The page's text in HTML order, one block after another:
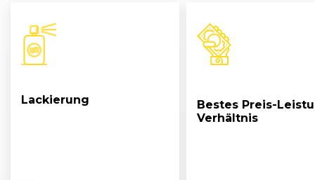
Lackierung
Bestes Preis-
Verhältnis